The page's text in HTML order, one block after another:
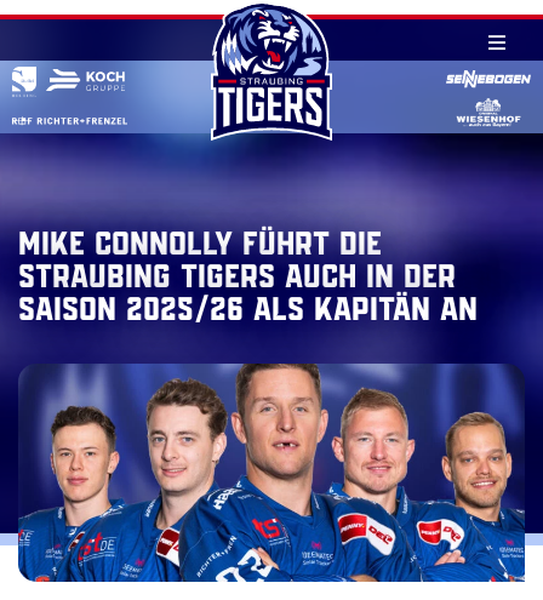
Skip
content
Mike Connolly führt die
Straubing Tigers auch in der
Saison 2025/26 als Kapitän an